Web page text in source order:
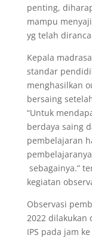
penting,
mampu
yg telah
Kepala
standar
menghasilkan
bersaing
“Untuk
berdaya saing
pembelajaran
sebagainya.”
kegiatan
Observasi
2022 dilakukan
IPS pada jam